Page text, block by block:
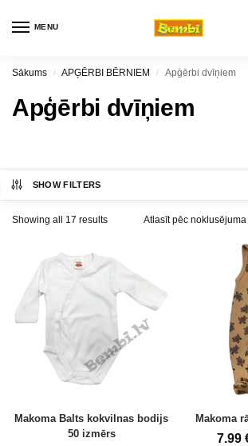
MENU
Sākums / APĢĒRBI BĒRNIEM / Apģērbi dvīņiem
Apģērbi dvīņiem
SHOW FILTERS
Showing all 17 results
Makoma Balts kokvilnas bodijs
50 izmērs
Makoma
7.99